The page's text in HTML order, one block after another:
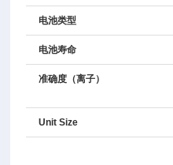
电池类型
电池寿命
准确度（离子）
Unit Size